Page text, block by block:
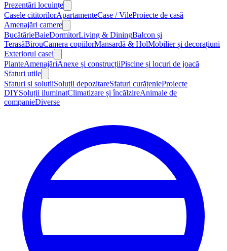
Prezentări locuințe
Casele cititorilorApartamenteCase / VileProiecte de casă
Amenajări camere
BucătărieBaieDormitorLiving & DiningBalcon și
TerasăBirouCamera copiilorMansardă & HolMobilier și decorațiuni
Exteriorul casei
PlanteAmenajăriAnexe și construcțiiPiscine și locuri de joacă
Sfaturi utile
Sfaturi și soluțiiSoluții depozitareSfaturi curățenieProiecte
DIYSoluții iluminatClimatizare și încălzireAnimale de
companieDiverse